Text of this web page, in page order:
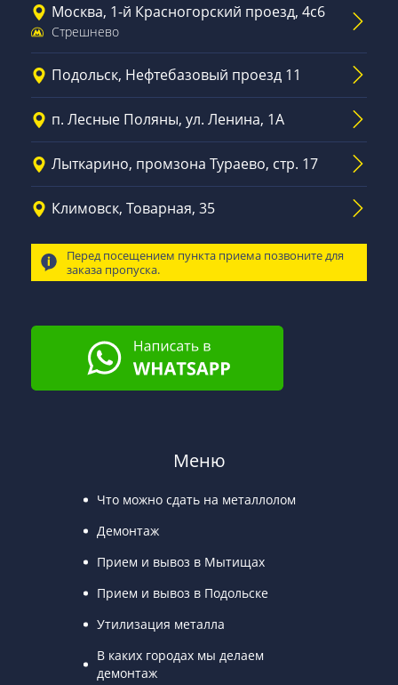
Москва, 1-й Красногорский проезд, 4с6
Стрешнево
Подольск, Нефтебазовый проезд 11
п. Лесные Поляны, ул. Ленина, 1А
Лыткарино, промзона Тураево, стр. 17
Климовск, Товарная, 35
Перед посещением пункта приема позвоните для
заказа пропуска.
Меню
Что можно сдать на металлолом
Демонтаж
Прием и вывоз в Мытищах
Прием и вывоз в Подольске
Утилизация металла
В каких городах мы делаем
демонтаж